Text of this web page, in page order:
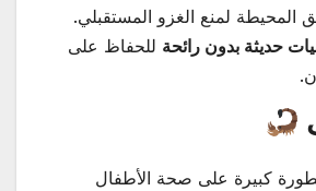
المحيطة لمنع الغزو المستقبلي.
حديثة بدون رائحة للحفاظ على
كبيرة على صحة الأطفال